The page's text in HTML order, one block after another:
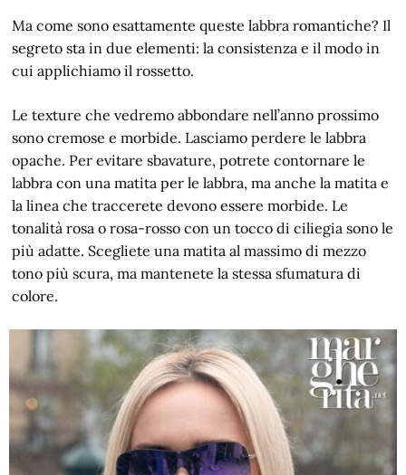
Ma come sono esattamente queste labbra romantiche? Il
segreto sta in due elementi: la consistenza e il modo in
cui applichiamo il rossetto.
Le texture che vedremo abbondare nell’anno prossimo
sono cremose e morbide. Lasciamo perdere le labbra
opache. Per evitare sbavature, potrete contornare le
labbra con una matita per le labbra, ma anche la matita e
la linea che traccerete devono essere morbide. Le
tonalità rosa o rosa-rosso con un tocco di ciliegia sono le
più adatte. Scegliete una matita al massimo di mezzo
tono più scura, ma mantenete la stessa sfumatura di
colore.